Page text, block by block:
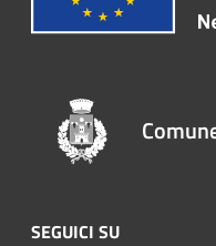
SEGUICI SU